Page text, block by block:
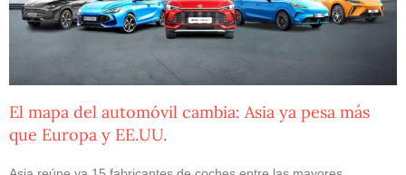
El mapa del automóvil cambia: Asia ya pesa más
que Europa y EE.UU.